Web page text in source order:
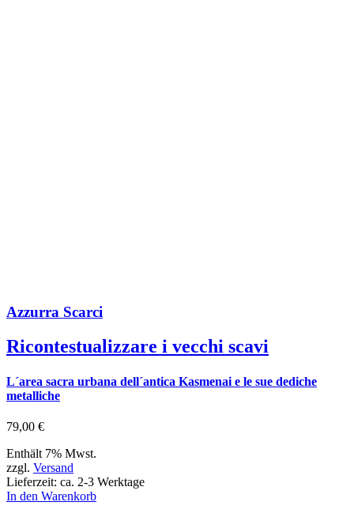
Azzurra Scarci
Ricontestualizzare i vecchi scavi
L´area sacra urbana dell´antica Kasmenai e le sue dediche
metalliche
79,00 €
Enthält 7% Mwst.
zzgl. Versand
Lieferzeit: ca. 2-3 Werktage
In den Warenkorb